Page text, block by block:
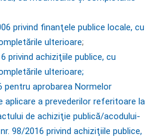
privind finanţele publice locale, cu
ulterioare;
privind achiziţiile publice, cu
ulterioare;
pentru aprobarea Normelor
aplicare a prevederilor referitoare la
de achiziţie publică/acodului-
98/2016 privind achiziţiile publice,